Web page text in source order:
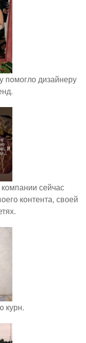
помогло дизайнеру
сейчас
контента, своей
курн.